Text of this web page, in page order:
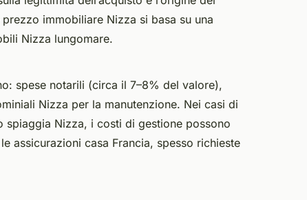
immobiliare Nizza si basa su una
Nizza lungomare.
spese notarili (circa il 7–8% del valore),
Nizza per la manutenzione. Nei casi di
Nizza, i costi di gestione possono
assicurazioni casa Francia, spesso richieste